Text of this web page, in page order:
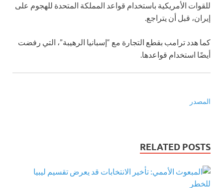
للقوات الأمريكية باستخدام قواعد المملكة المتحدة للهجوم على
إيران، قبل أن يتراجع.
كما هدد ترامب بقطع التجارة مع “إسبانيا الرهيبة”، التي رفضت
أيضًا استخدام قواعدها.
المصدر
RELATED POSTS